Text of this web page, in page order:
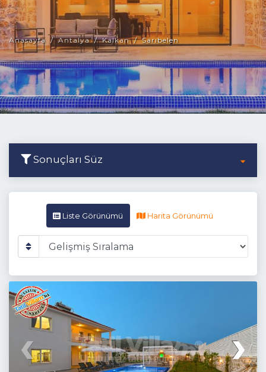
Anasayfa Antalya Kalkan Sarıbelen
Sonuçları Süz
Liste Görünümü Harita Görünümü